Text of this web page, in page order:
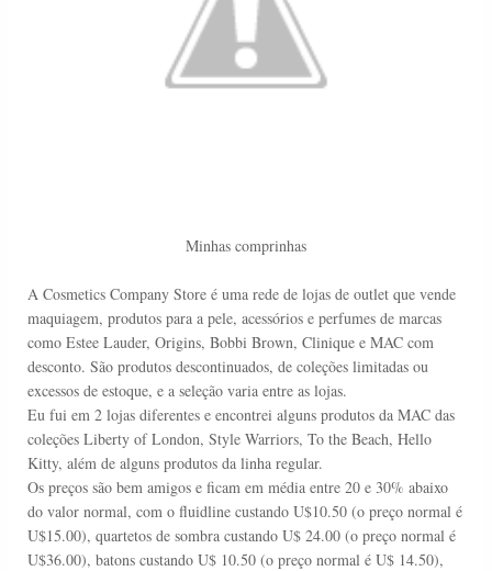
Minhas comprinhas
A Cosmetics Company Store é uma rede de lojas de outlet que vende
maquiagem, produtos para a pele, acessórios e perfumes de marcas
como Estee Lauder, Origins, Bobbi Brown, Clinique e MAC com
desconto. São produtos descontinuados, de coleções limitadas ou
excessos de estoque, e a seleção varia entre as lojas.
Eu fui em 2 lojas diferentes e encontrei alguns produtos da MAC das
coleções Liberty of London, Style Warriors, To the Beach, Hello
Kitty, além de alguns produtos da linha regular.
Os preços são bem amigos e ficam em média entre 20 e 30% abaixo
do valor normal, com o fluidline custando U$10.50 (o preço normal é
U$15.00), quartetos de sombra custando U$ 24.00 (o preço normal é
U$36.00), batons custando U$ 10.50 (o preço normal é U$ 14.50),